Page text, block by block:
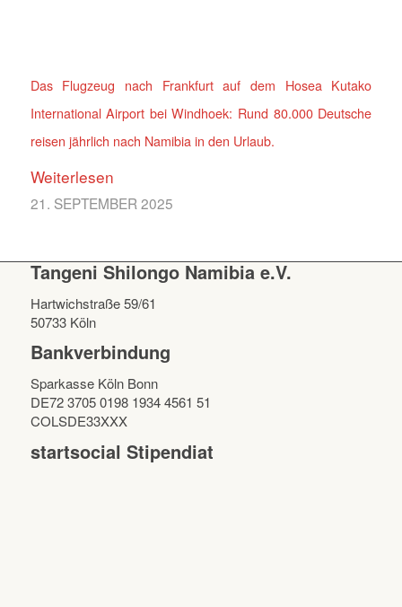
Das Flugzeug nach Frankfurt auf dem Hosea Kutako
International Airport bei Windhoek: Rund 80.000 Deutsche
reisen jährlich nach Namibia in den Urlaub.
Weiterlesen
21. SEPTEMBER 2025
Tangeni Shilongo Namibia e.V.
Hartwichstraße 59/61
50733 Köln
Bankverbindung
Sparkasse Köln Bonn
DE72 3705 0198 1934 4561 51
COLSDE33XXX
startsocial Stipendiat